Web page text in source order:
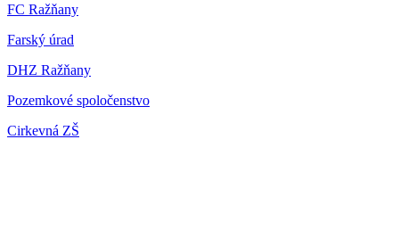
FC Ražňany
Farský úrad
DHZ Ražňany
Pozemkové spoločenstvo
Cirkevná ZŠ